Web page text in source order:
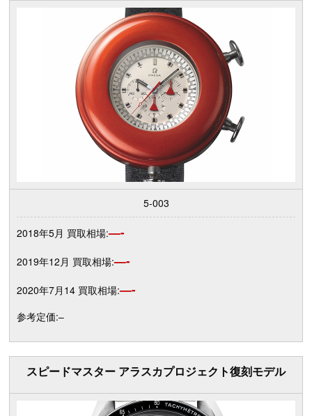
5-003
2018年5月 買取相場:—-
2019年12月 買取相場:—-
2020年7月14 買取相場:—-
参考定価:–
スピードマスター アラスカプロジェクト復刻モデル